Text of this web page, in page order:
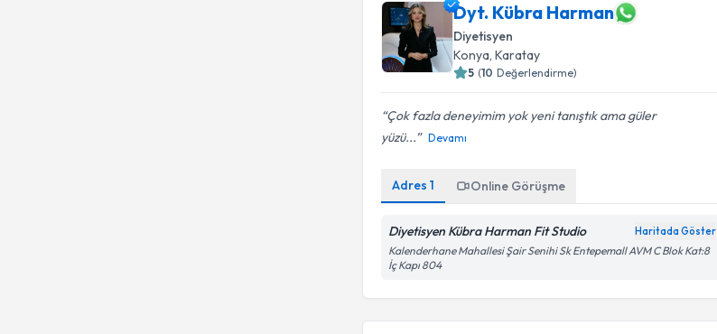
Dyt. Kübra Harman
Diyetisyen
Konya , Karatay
5 (10 Değerlendirme)
Çok fazla deneyimim yok yeni tanıştık ama güler
yüzü...
Devamı
Adres1 Online Görüşme
Diyetisyen Kübra Harman Fit Studio Haritada Göster
Kalenderhane Mahallesi Şair Senihi Sk Entepemall AVM C Blok Kat:8
İç Kapı 804